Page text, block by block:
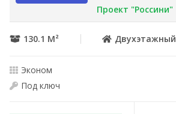
Проект "Россини"
130.1 М² Двухэтажный
Эконом
Под ключ